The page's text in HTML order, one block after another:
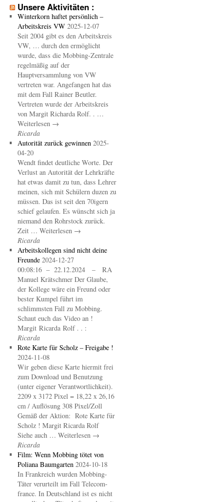
Unsere Aktivitäten :
Winterkorn haftet persönlich –
Arbeitskreis VW 2025-12-07
Seit 2004 gibt es den Arbeitskreis
VW, … durch den ermöglicht
wurde, dass die Mobbing-Zentrale
regelmäßig auf der
Hauptversammlung von VW
vertreten war. Angefangen hat das
mit dem Fall Rainer Beutler.
Vertreten wurde der Arbeitskreis
von Margit Richarda Rolf. . …
Weiterlesen →
Ricarda
Autorität zurück gewinnen 2025-
04-20
Wendt findet deutliche Worte. Der
Verlust an Autorität der Lehrkräfte
hat etwas damit zu tun, dass Lehrer
meinen, sich mit Schülern duzen zu
müssen. Das ist seit den 70igern
schief gelaufen. Es wünscht sich ja
niemand den Rohrstock zurück.
Zeit … Weiterlesen →
Ricarda
Arbeitskollegen sind nicht deine
Freunde 2024-12-27
00:08:16 – 22.12.2024 – RA
Manuel Krätschmer Der Glaube,
der Kollege wäre ein Freund oder
bester Kumpel führt im
schlimmsten Fall zu Mobbing.
Schaut euch das Video an !
Margit Ricarda Rolf . . :
Ricarda
Rote Karte für Scholz – Freigabe !
2024-11-08
Wir geben diese Karte hiermit frei
zum Download und Benutzung
(unter eigener Verantwortlichkeit).
2209 x 3172 Pixel = 18,22 x 26,16
cm / Auflösung 308 Pixel/Zoll
Gemäß der Aktion: Rote Karte für
Scholz ! Margit Ricarda Rolf
Siehe auch … Weiterlesen →
Ricarda
Film: Wenn Mobbing tötet von
Poliana Baumgarten 2024-10-18
In Frankreich wurden Mobbing-
Täter verurteilt im Fall Telecom-
france. In Deutschland ist es nicht